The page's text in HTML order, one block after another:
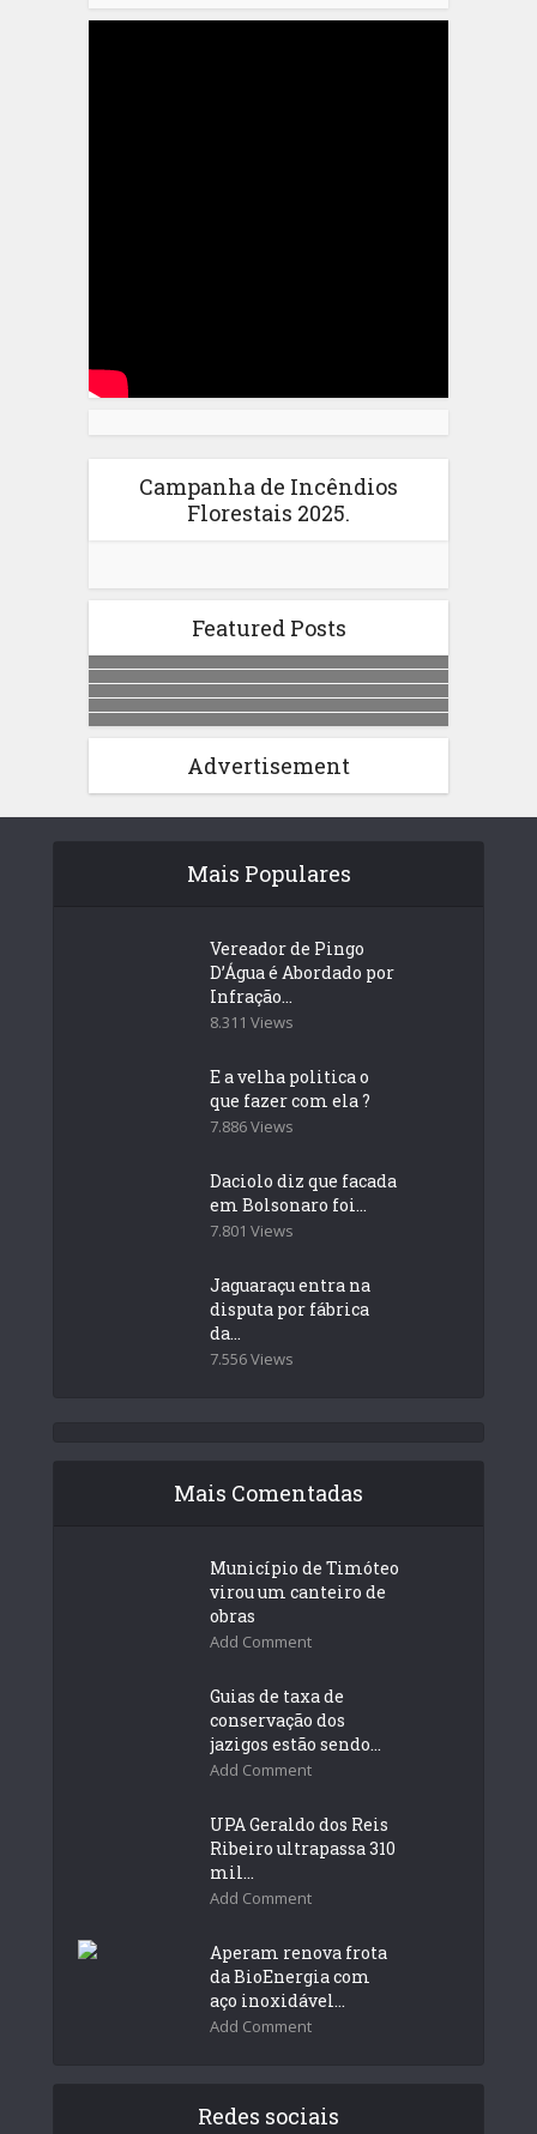
Campanha de Incêndios
Florestais 2025.
Featured Posts
Advertisement
Mais Populares
Vereador de Pingo
D’Água é Abordado por
Infração...
8.311 Views
E a velha politica o
que fazer com ela ?
7.886 Views
Daciolo diz que facada
em Bolsonaro foi...
7.801 Views
Jaguaraçu entra na
disputa por fábrica
da...
7.556 Views
Mais Comentadas
Município de Timóteo
virou um canteiro de
obras
Add Comment
Guias de taxa de
conservação dos
jazigos estão sendo...
Add Comment
UPA Geraldo dos Reis
Ribeiro ultrapassa 310
mil...
Add Comment
Aperam renova frota
da BioEnergia com
aço inoxidável...
Add Comment
Redes sociais